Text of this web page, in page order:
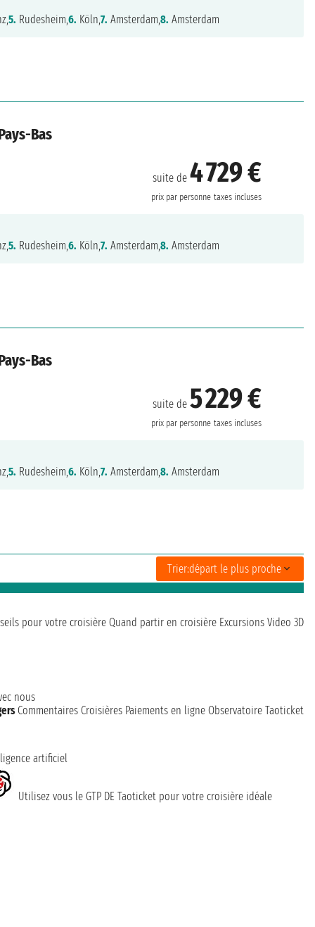
5. Rudesheim,6. Köln,7. Amsterdam,8. Amsterdam
Bas
suite de4 729 €
prix par personne taxes incluses
5. Rudesheim,6. Köln,7. Amsterdam,8. Amsterdam
Bas
suite de5 229 €
prix par personne taxes incluses
5. Rudesheim,6. Köln,7. Amsterdam,8. Amsterdam
Trier:départ le plus proche
pour votre croisière Quand partir en croisière Excursions Video 3D
nous
Commentaires Croisières Paiements en ligne Observatoire Taoticket
artificiel
Utilisez vous le GTP DE Taoticket pour votre croisière idéale